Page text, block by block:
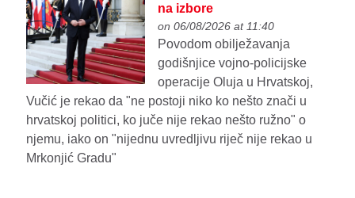
na izbore
on 06/08/2026 at 11:40
Povodom obilježavanja
godišnjice vojno-policijske
operacije Oluja u Hrvatskoj,
Vučić je rekao da "ne postoji niko ko nešto znači u
hrvatskoj politici, ko juče nije rekao nešto ružno" o
njemu, iako on "nijednu uvredljivu riječ nije rekao u
Mrkonjić Gradu"